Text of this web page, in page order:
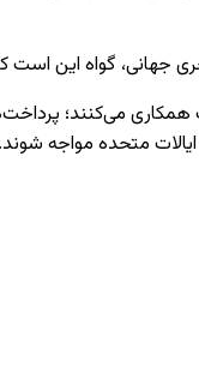
جهانی، گواه
می‌کنند؛
متحده مواجه